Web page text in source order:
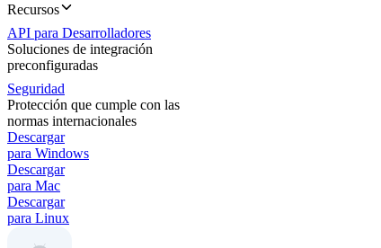
Recursos
API para Desarrolladores
Soluciones de integración
preconfiguradas
Seguridad
Protección que cumple con las
normas internacionales
Descargar
para Windows
Descargar
para Mac
Descargar
para Linux